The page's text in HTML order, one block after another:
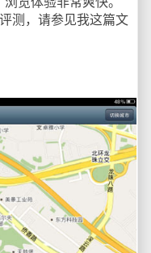
测，请参见我这篇文